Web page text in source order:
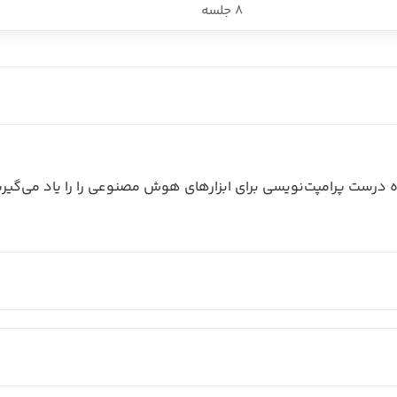
8 جلسه
پرامپت‌نویسی برای ابزارهای هوش مصنوعی را را یاد